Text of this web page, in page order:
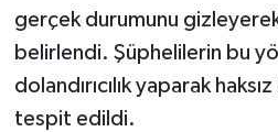
gerçek durumunu
belirlendi. Şüphelilerin bu
dolandırıcılık yaparak
tespit edildi.